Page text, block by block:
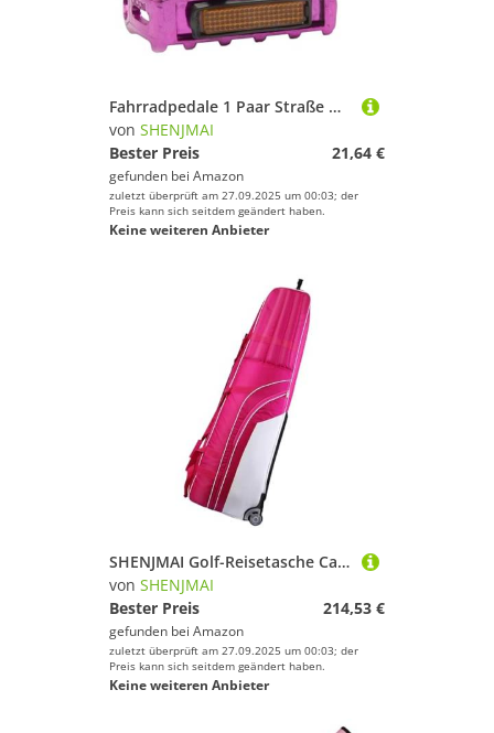
Fahrradpedale 1 Paar Straße Mountainbike Aluminium Legierung Anti-Slip Fahrrad Radfahren Pedale Fahrrad Zubehör Ersatz Teile(Pink)
von SHENJMAI
Bester Preis
21,64 €
gefunden bei Amazon
zuletzt überprüft am 27.09.2025 um 00:03; der
Preis kann sich seitdem geändert haben.
Keine weiteren Anbieter
SHENJMAI Golf-Reisetasche Carry Golfschläger-Tragetasche, robuste Golf-Reisetaschen for Flugreisen, gepolsterte Golfschläger-Reisetasche aus Nylon mit 2 Rädern(Pink)
von SHENJMAI
Bester Preis
214,53 €
gefunden bei Amazon
zuletzt überprüft am 27.09.2025 um 00:03; der
Preis kann sich seitdem geändert haben.
Keine weiteren Anbieter